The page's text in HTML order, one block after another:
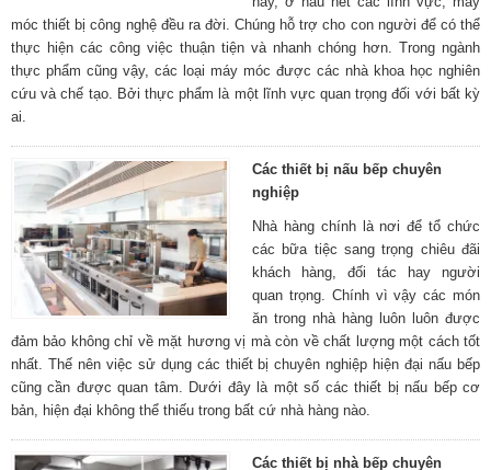
móc thiết bị công nghệ đều ra đời. Chúng hỗ trợ cho con người để có thể
thực hiện các công việc thuận tiện và nhanh chóng hơn. Trong ngành
thực phẩm cũng vậy, các loại máy móc được các nhà khoa học nghiên
cứu và chế tạo. Bởi thực phẩm là một lĩnh vực quan trọng đối với bất kỳ
ai.
Các thiết bị nấu bếp chuyên
nghiệp
Nhà hàng chính là nơi để tổ chức
các bữa tiệc sang trọng chiêu đãi
khách hàng, đối tác hay người
quan trọng. Chính vì vậy các món
ăn trong nhà hàng luôn luôn được
đảm bảo không chỉ về mặt hương vị mà còn về chất lượng một cách tốt
nhất. Thế nên việc sử dụng các thiết bị chuyên nghiệp hiện đại nấu bếp
cũng cần được quan tâm. Dưới đây là một số các thiết bị nấu bếp cơ
bản, hiện đại không thể thiếu trong bất cứ nhà hàng nào.
Các thiết bị nhà bếp chuyên